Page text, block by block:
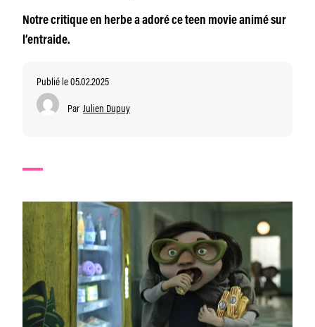
Notre critique en herbe a adoré ce teen movie animé sur
l’entraide.
Publié le 05.02.2025
Par Julien Dupuy